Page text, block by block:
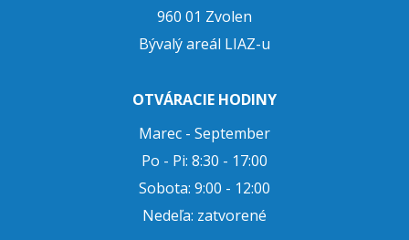
960 01 Zvolen
Bývalý areál LIAZ-u
OTVÁRACIE HODINY
Marec - September
Po - Pi: 8:30 - 17:00
Sobota: 9:00 - 12:00
Nedeľa: zatvorené